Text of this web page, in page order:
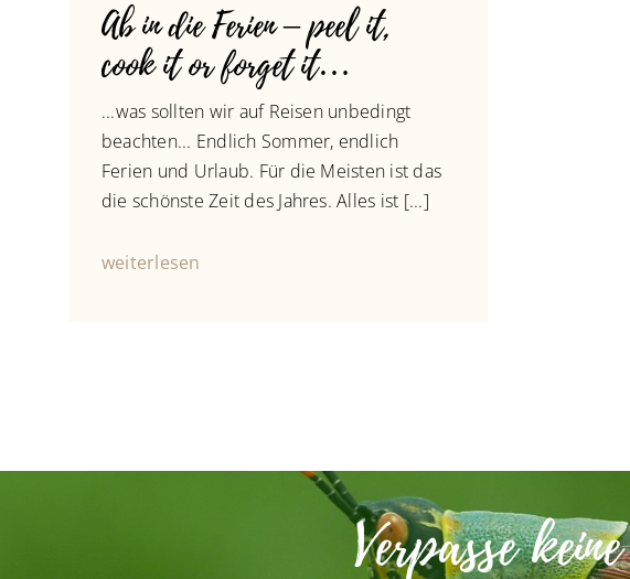
Ab in die Ferien – peel it,
cook it or forget it…
...was sollten wir auf Reisen unbedingt
beachten... Endlich Sommer, endlich
Ferien und Urlaub. Für die Meisten ist das
die schönste Zeit des Jahres. Alles ist [...]
weiterlesen
Verpasse